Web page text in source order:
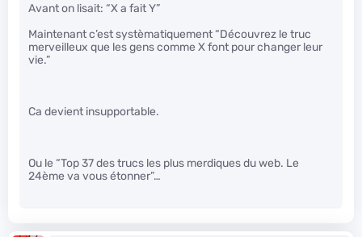
Avant on lisait: “X a fait Y”
Maintenant c’est systèmatiquement “Découvrez le truc
merveilleux que les gens comme X font pour changer leur
vie.”
Ca devient insupportable.
Ou le “Top 37 des trucs les plus merdiques du web. Le
24ème va vous étonner”…